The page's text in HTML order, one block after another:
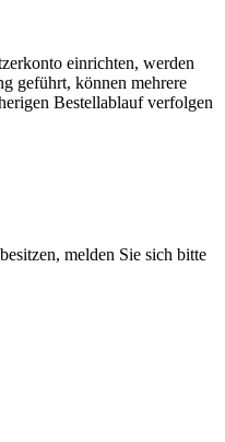
einrichten, werden
geführt, können mehrere
Bestellablauf verfolgen
melden Sie sich bitte